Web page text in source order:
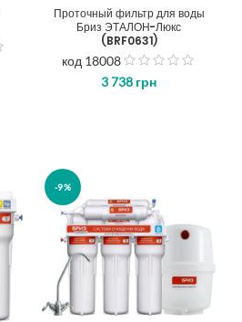
Проточный фильтр для воды
Бриз ЭТАЛОН-Люкс
(BRF0631)
код 18008
3 738 грн
-9%